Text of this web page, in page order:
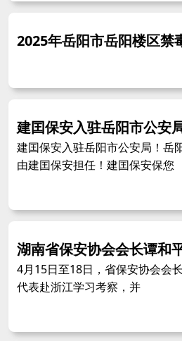
2025年岳阳市岳阳楼区禁
建囯保安入驻岳阳市公安
建囯保安入驻岳阳市公安局！岳
由建囯保安担任！建囯保安保您
湖南省保安协会会长谭和
4月15日至18日，省保安协会会
代表赴浙江学习考察，并